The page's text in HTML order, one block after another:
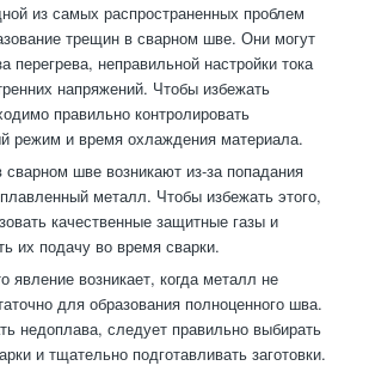
из самых распространенных проблем
трещин в сварном шве. Они могут
перегрева, неправильной настройки тока
напряжений. Чтобы избежать
правильно контролировать
режим и время охлаждения материала.
шве возникают из-за попадания
металл. Чтобы избежать этого,
качественные защитные газы и
их подачу во время сварки.
явление возникает, когда металл не
для образования полноценного шва.
недоплава, следует правильно выбирать
и тщательно подготавливать заготовки.